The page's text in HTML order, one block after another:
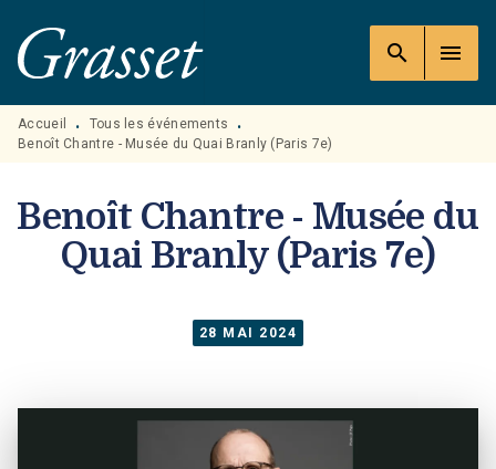
MENU RECHERCHE
PIED DE PAGE
search menu
Accueil • Tous les événements
•
Benoît Chantre - Musée du Quai Branly (Paris 7e)
Benoît Chantre - Musée du
Quai Branly (Paris 7e)
28 MAI 2024